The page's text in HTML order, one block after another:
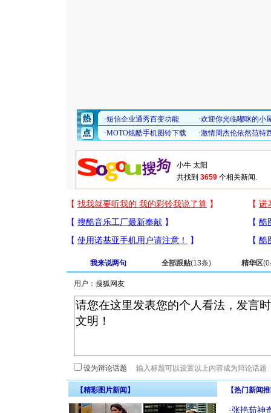
共找到 3659 个相关新闻.
我来说两句 全部跟贴(13条) 精华区(0
用户：
设为辩论话题
【精彩图片新闻】 【热门新闻
·张艳茹神